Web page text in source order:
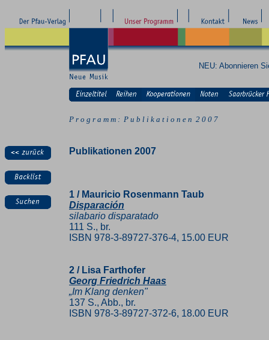
NEU: Abonnieren
P r o g r a m m : P u b l i k a t i o n e n 2 0 0 7
Publikationen 2007
1 / Mauricio Rosenmann Taub
Disparación
silabario disparatado
111 S., br.
ISBN 978-3-89727-376-4, 15.00 EUR
2 / Lisa Farthofer
Georg Friedrich Haas
„Im Klang denken"
137 S., Abb., br.
ISBN 978-3-89727-372-6, 18.00 EUR